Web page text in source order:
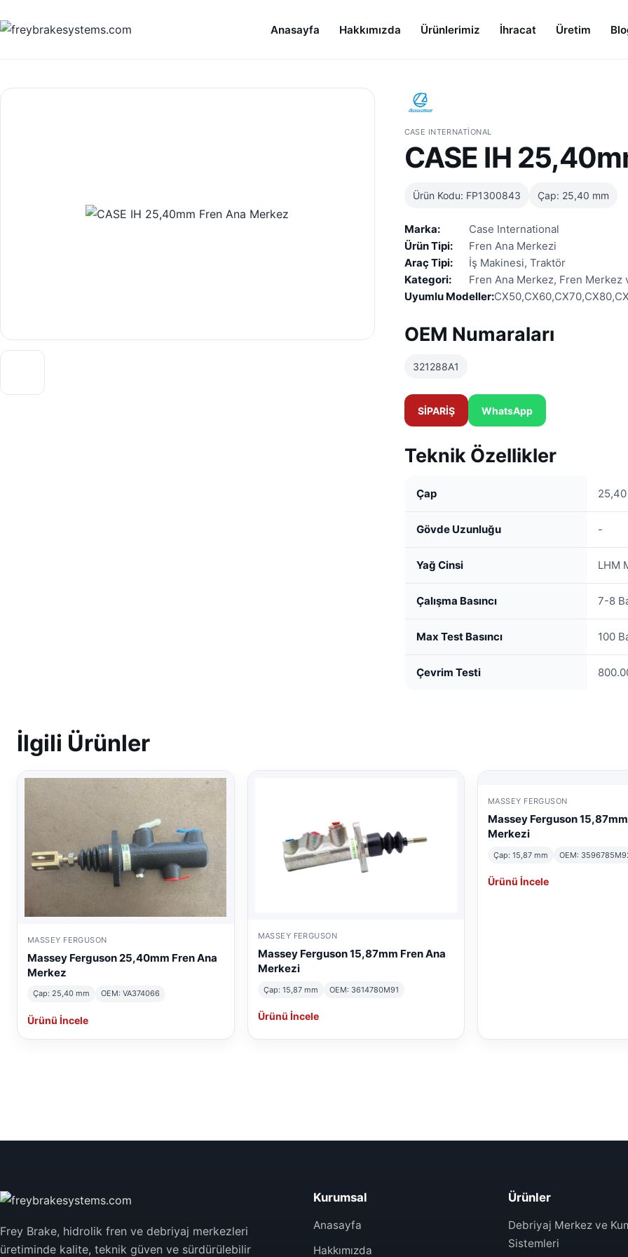
Anasayfa Hakkımızda Ürünlerimiz İhracat Üretim
CASE INTERNATIONAL
CASE IH
Ürün Kodu: FP1300843 Çap: 25,40 mm
Marka:
Case International
Ürün Tipi:
Fren Ana Merkezi
Araç Tipi:
İş Makinesi, Traktör
Kategori:
Fren Ana Merkez, Fren
Uyumlu Modeller:
OEM Numaraları
321288A1
SİPARİŞ WhatsApp
Teknik Özellikler
Çap
Gövde Uzunluğu -
Yağ Cinsi LHM
Çalışma Basıncı 7-8
Max Test Basıncı 100
Çevrim Testi
İlgili Ürünler
MASSEY FERGUSON
Massey Ferguson 25,40mm Fren Ana
Merkez
Çap: 25,40 mm OEM: VA374066
Ürünü İncele
MASSEY FERGUSON
Massey Ferguson 15,87mm Fren Ana
Merkezi
Çap: 15,87 mm OEM: 3614780M91
Ürünü İncele
MASSEY FERGUSON
Massey Ferguson
Merkezi
Çap: 15,87 mm OEM:
Ürünü İncele
Frey Brake, hidrolik fren ve debriyaj merkezleri
üretiminde kalite, teknik güven ve sürdürülebilir
Kurumsal
Anasayfa
Hakkımızda
Ürünler
Debriyaj Merkez ve
Sistemleri